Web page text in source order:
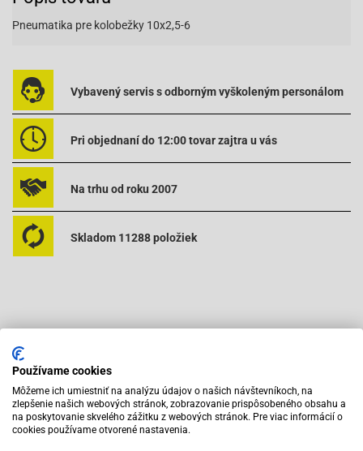
Pneumatika pre kolobežky 10x2,5-6
Vybavený servis s odborným vyškoleným personálom
Pri objednaní do 12:00 tovar zajtra u vás
Na trhu od roku 2007
Skladom 11288 položiek
Odporúčame zakúpiť s výrobkom
Používame cookies
Môžeme ich umiestniť na analýzu údajov o našich návštevníkoch, na
zlepšenie našich webových stránok, zobrazovanie prispôsobeného obsahu a
na poskytovanie skvelého zážitku z webových stránok. Pre viac informácií o
cookies používame otvorené nastavenia.